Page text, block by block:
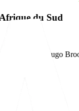
du Sud
succède à Hugo